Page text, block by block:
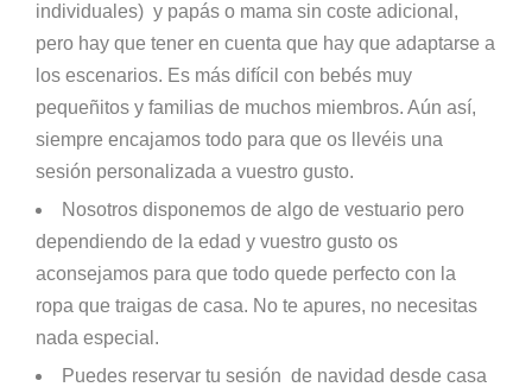
individuales) y papás o mama sin coste adicional,
pero hay que tener en cuenta que hay que adaptarse a
los escenarios. Es más difícil con bebés muy
pequeñitos y familias de muchos miembros. Aún así,
siempre encajamos todo para que os llevéis una
sesión personalizada a vuestro gusto.
Nosotros disponemos de algo de vestuario pero
dependiendo de la edad y vuestro gusto os
aconsejamos para que todo quede perfecto con la
ropa que traigas de casa. No te apures, no necesitas
nada especial.
Puedes reservar tu sesión de navidad desde casa